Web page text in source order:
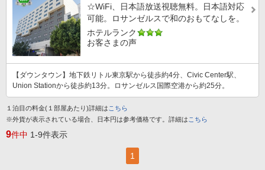
☆WiFi、日本語放送視聴無料。日本語対応
可能。ロサンゼルスで和のおもてなしを。
ホテルランク
お客さまの声
【ダウンタウン】地下鉄リトル東京駅から徒歩約4分、Civic Center駅、
Union Stationから徒歩約13分。ロサンゼルス国際空港から約25分。
１泊目の料金(１部屋あたり)詳細は こちら
※外貨が表示されている場合、日本円は参考価格です。詳細は こちら
9件中 1-9件表示
1